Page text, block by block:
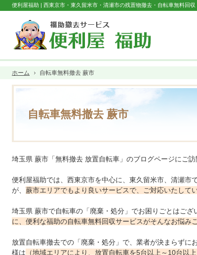
自転車無料撤去 蕨市
便利屋福助 | 西東京市・東久留米市・清瀬市の残置物撤去・自転車無料回収
埼玉県 蕨市「無料撤去 放置自転車」のブログページにご
便利屋福助では、西東京市を中心に、東久留米市、清瀬市
が、 蕨市エリアでもより良いサービスで、ご対応いたして
埼玉県 蕨市で自転車の「廃棄・処分」でお困りごとはござ
に、便利な福助の自転車無料回収サービスがそんなお悩み
放置自転車撤去での「廃棄・処分」で、業者が決まらず
様は （地域エリアにより、放置自転車を5台以上～10台以
ホーム 自転車無料撤去 蕨市